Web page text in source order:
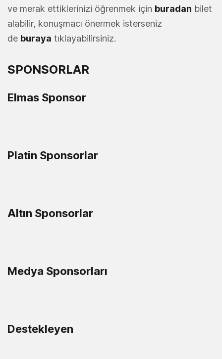
ve merak ettiklerinizi öğrenmek için buradan bilet
alabilir, konuşmacı önermek isterseniz
de buraya tıklayabilirsiniz.
SPONSORLAR
Elmas Sponsor
Platin Sponsorlar
Altın Sponsorlar
Medya Sponsorları
Destekleyen